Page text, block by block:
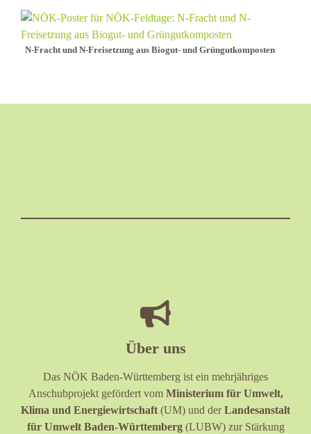
N-Fracht und N-Freisetzung aus Biogut- und Grüngutkomposten
Über uns
Das NÖK Baden-Württemberg ist ein mehrjähriges
Anschubprojekt gefördert vom Ministerium für Umwelt,
Klima und Energiewirtschaft(UM) und derLandesanstalt
für Umwelt Baden-Württemberg (LUBW) zur Stärkung